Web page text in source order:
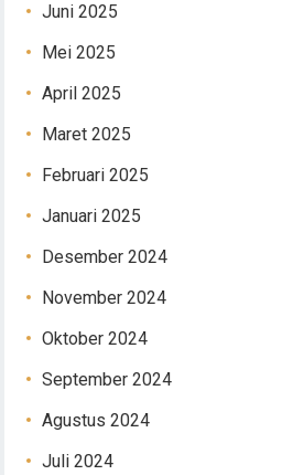
Juni 2025
Mei 2025
April 2025
Maret 2025
Februari 2025
Januari 2025
Desember 2024
November 2024
Oktober 2024
September 2024
Agustus 2024
Juli 2024